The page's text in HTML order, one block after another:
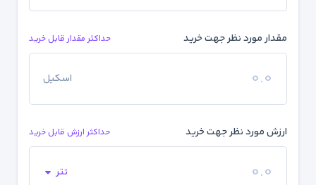
مقدار مورد نظر جهت خرید حداکثر مقدار قابل خرید
اسکیل
ارزش مورد نظر جهت خرید حداکثر ارزش قابل خرید
تتر